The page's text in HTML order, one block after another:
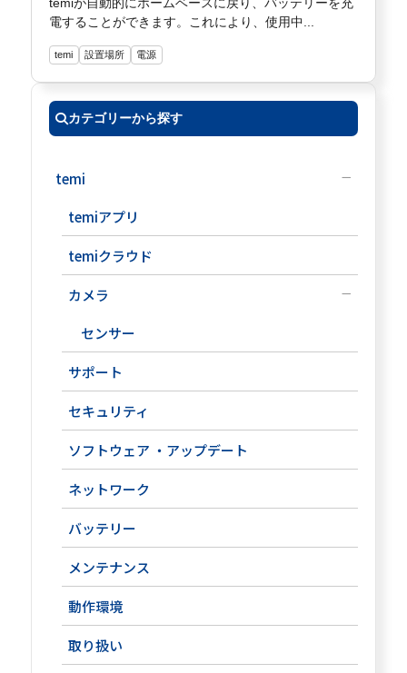
temiが自動的にホームベースに戻り、バッテリーを充
電することができます。これにより、使用中...
temi 設置場所 電源
カテゴリーから探す
temi
temiアプリ
temiクラウド
カメラ
センサー
サポート
セキュリティ
ソフトウェア ・アップデート
ネットワーク
バッテリー
メンテナンス
動作環境
取り扱い